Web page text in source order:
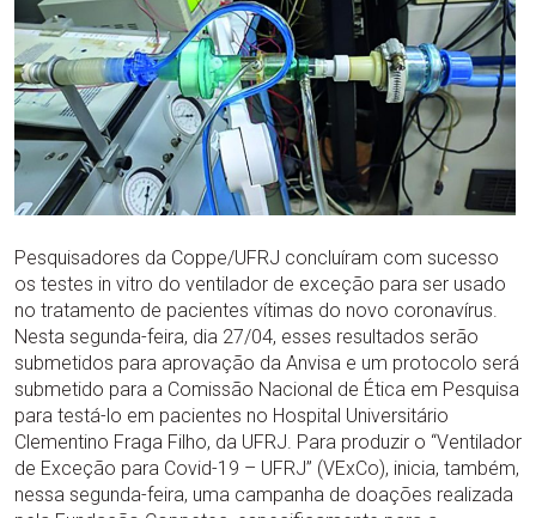
Pesquisadores da Coppe/UFRJ concluíram com sucesso
os testes in vitro do ventilador de exceção para ser usado
no tratamento de pacientes vítimas do novo coronavírus.
Nesta segunda-feira, dia 27/04, esses resultados serão
submetidos para aprovação da Anvisa e um protocolo será
submetido para a Comissão Nacional de Ética em Pesquisa
para testá-lo em pacientes no Hospital Universitário
Clementino Fraga Filho, da UFRJ. Para produzir o “Ventilador
de Exceção para Covid-19 – UFRJ” (VExCo), inicia, também,
nessa segunda-feira, uma campanha de doações realizada